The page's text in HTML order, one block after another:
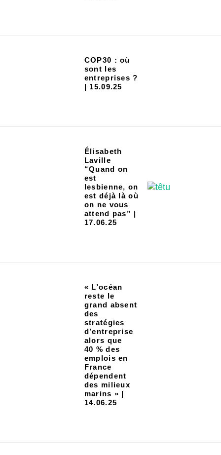
COP30 : où
sont les
entreprises ?
| 15.09.25
Élisabeth
Laville
“Quand on
est
lesbienne, on
est déjà là où
on ne vous
attend pas” |
17.06.25
« L’océan
reste le
grand absent
des
stratégies
d’entreprise
alors que
40 % des
emplois en
France
dépendent
des milieux
marins » |
14.06.25